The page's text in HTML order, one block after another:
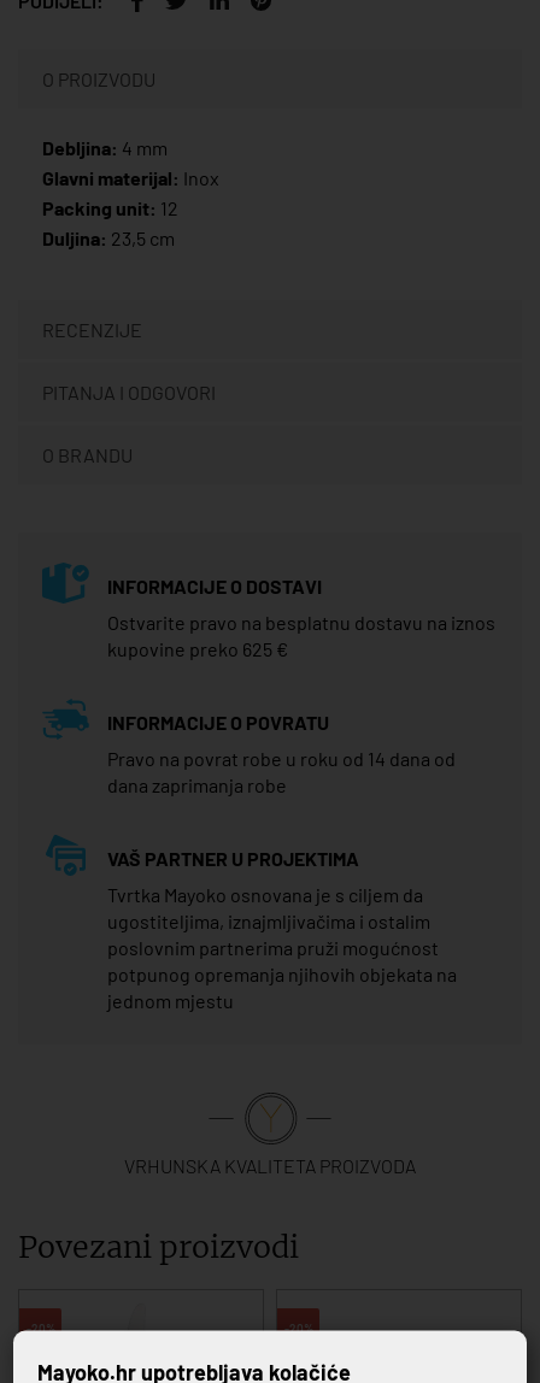
O PROIZVODU
Debljina: 4 mm
Glavni materijal: Inox
Packing unit: 12
Duljina: 23,5 cm
RECENZIJE
PITANJA I ODGOVORI
O BRANDU
INFORMACIJE O DOSTAVI
Ostvarite pravo na besplatnu dostavu na iznos
kupovine preko 625 €
INFORMACIJE O POVRATU
Pravo na povrat robe u roku od 14 dana od
dana zaprimanja robe
VAŠ PARTNER U PROJEKTIMA
Tvrtka Mayoko osnovana je s ciljem da
ugostiteljima, iznajmljivačima i ostalim
poslovnim partnerima pruži mogućnost
potpunog opremanja njihovih objekata na
jednom mjestu
VRHUNSKA KVALITETA PROIZVODA
Povezani proizvodi
-20% -20%
Mayoko.hr upotrebljava kolačiće